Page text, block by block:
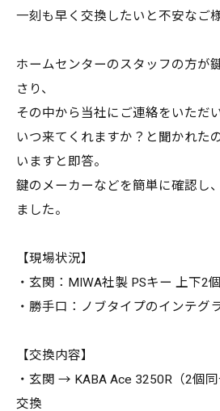
一刻も早く交換したいと不安なご
ホームセンターのスタッフの方が
さり、
その中から当社にご連絡をいただ
いつ来てくれますか？と聞かれた
いますと即答。
鍵のメーカーなどを簡単に確認し
ました。
【現場状況】
・玄関：MIWA社製 PSキー 上下2
・勝手口：ノブタイプのインテグ
【交換内容】
・玄関 → KABA Ace 3250R（2個
交換